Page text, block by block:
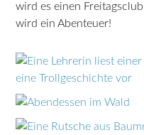
wird es einen
wird ein Abenteuer!